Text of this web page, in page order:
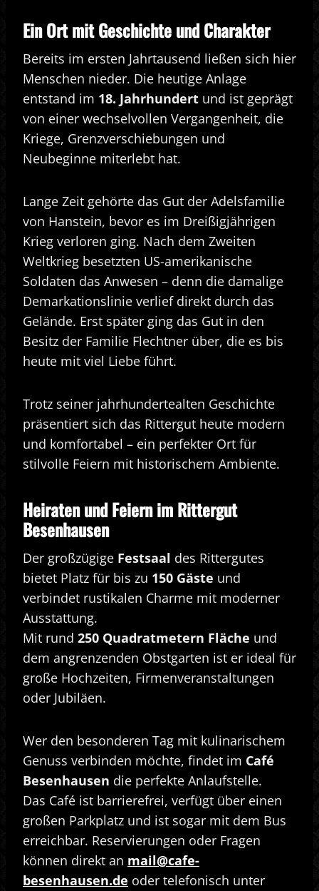
Ein Ort mit Geschichte und Charakter
Bereits im ersten Jahrtausend ließen sich hier
Menschen nieder. Die heutige Anlage
entstand im 18. Jahrhundert und ist geprägt
von einer wechselvollen Vergangenheit, die
Kriege, Grenzverschiebungen und
Neubeginne miterlebt hat.
Lange Zeit gehörte das Gut der Adelsfamilie
von Hanstein, bevor es im Dreißigjährigen
Krieg verloren ging. Nach dem Zweiten
Weltkrieg besetzten US-amerikanische
Soldaten das Anwesen – denn die damalige
Demarkationslinie verlief direkt durch das
Gelände. Erst später ging das Gut in den
Besitz der Familie Flechtner über, die es bis
heute mit viel Liebe führt.
Trotz seiner jahrhundertealten Geschichte
präsentiert sich das Rittergut heute modern
und komfortabel – ein perfekter Ort für
stilvolle Feiern mit historischem Ambiente.
Heiraten und Feiern im Rittergut
Besenhausen
Der großzügige Festsaal des Rittergutes
bietet Platz für bis zu 150 Gäste und
verbindet rustikalen Charme mit moderner
Ausstattung.
Mit rund 250 Quadratmetern Fläche und
dem angrenzenden Obstgarten ist er ideal für
große Hochzeiten, Firmenveranstaltungen
oder Jubiläen.
Wer den besonderen Tag mit kulinarischem
Genuss verbinden möchte, findet im Café
Besenhausen die perfekte Anlaufstelle.
Das Café ist barrierefrei, verfügt über einen
großen Parkplatz und ist sogar mit dem Bus
erreichbar. Reservierungen oder Fragen
können direkt an mail@cafe-
besenhausen.de oder telefonisch unter